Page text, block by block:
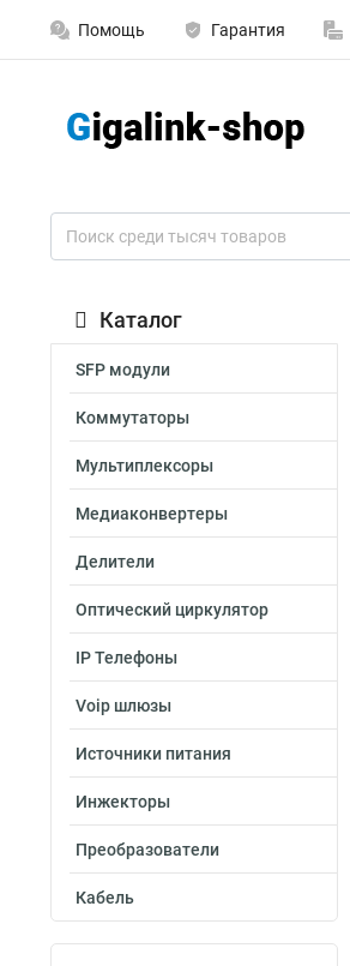
Помощь Гарантия
Каталог
SFP модули
Коммутаторы
Мультиплексоры
Медиаконвертеры
Делители
Оптический циркулятор
IP Телефоны
Voip шлюзы
Источники питания
Инжекторы
Преобразователи
Кабель